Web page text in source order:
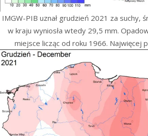
IMGW-PIB uznał grudzień 2021 za suchy,
w kraju wyniosła wtedy 29,5 mm.
miejsce licząc od roku 1966. Najwięcej